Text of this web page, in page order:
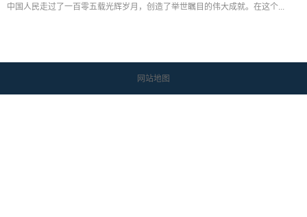
中国人民走过了一百零五载光辉岁月，创造了举世瞩目的伟大成就。在这个...
网站地图